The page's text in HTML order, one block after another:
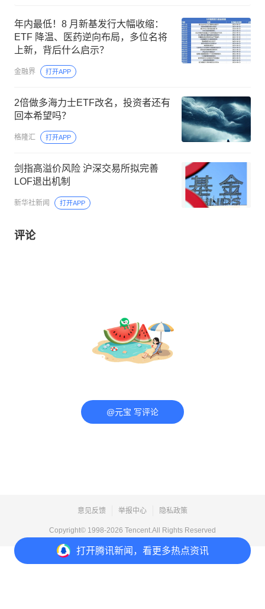
打开腾讯新闻，看更多热点资讯
年内最低！8 月新基发行大幅收缩：
ETF 降温、医药逆向布局，多位名将
上新，背后什么启示？
金融界 打开APP
2倍做多海力士ETF改名，投资者还有
回本希望吗？
格隆汇 打开APP
剑指高溢价风险 沪深交易所拟完善
LOF退出机制
新华社新闻 打开APP
评论
@元宝 写评论
意见反馈 举报中心 隐私政策
Copyright© 1998-2026 Tencent.All Rights Reserved